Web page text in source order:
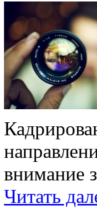
внимание
Читать